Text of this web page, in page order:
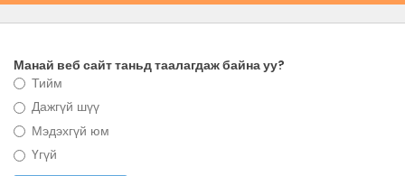
Манай веб сайт таньд таалагдаж байна уу?
Тийм
Дажгүй шүү
Мэдэхгүй юм
Үгүй